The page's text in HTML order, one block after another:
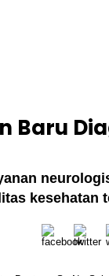
Baru
kesehatan